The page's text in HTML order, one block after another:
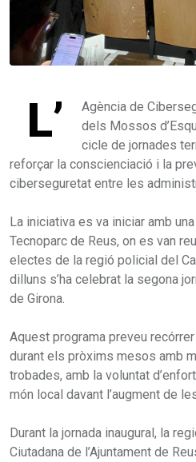
L’
Agència de
dels Mossos
cicle de jornades
reforçar la conscienciació i la
ciberseguretat entre les
La iniciativa es va iniciar amb
Tecnoparc de Reus, on es van
electes de la regió policial del
dilluns s’ha celebrat la segona
de Girona.
Aquest programa preveu
durant els pròxims mesos amb
trobades, amb la voluntat
món local davant l’augment de
Durant la jornada inaugural, la
Ciutadana de l’Ajuntament de